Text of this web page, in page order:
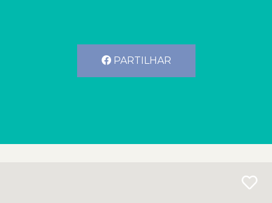
PARTILHAR